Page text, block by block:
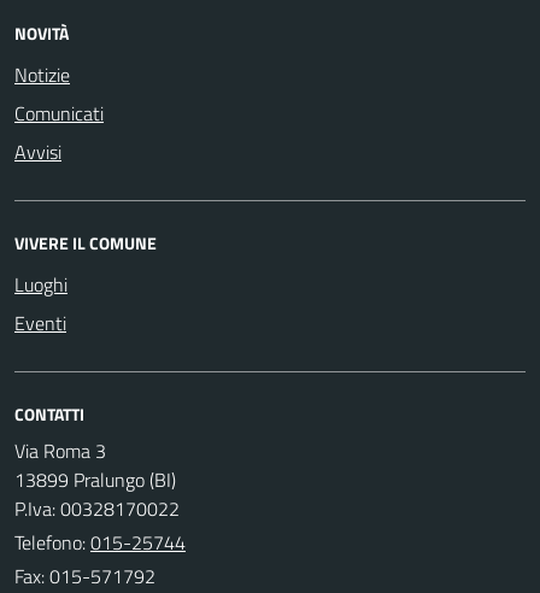
NOVITÀ
Notizie
Comunicati
Avvisi
VIVERE IL COMUNE
Luoghi
Eventi
CONTATTI
Via Roma 3
13899 Pralungo (BI)
P.Iva: 00328170022
Telefono:015-25744
Fax: 015-571792